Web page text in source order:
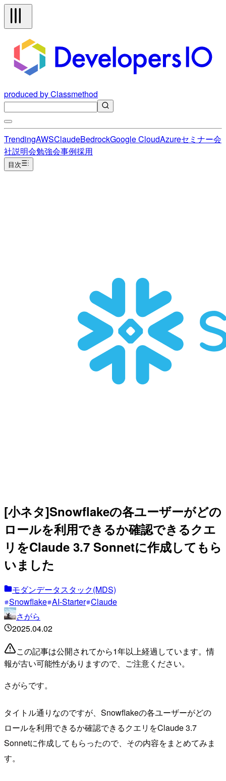
produced by Classmethod
TrendingAWSClaudeBedrockGoogle CloudAzureセミナー会
社説明会勉強会事例採用
目次
[小ネタ]Snowflakeの各ユーザーがどの
ロールを利用できるか確認できるクエ
リをClaude 3.7 Sonnetに作成してもら
いました
モダンデータスタック(MDS)
Snowflake AI-Starter Claude
さがら
2025.04.02
この記事は公開されてから1年以上経過しています。情
報が古い可能性がありますので、ご注意ください。
さがらです。
タイトル通りなのですが、Snowflakeの各ユーザーがどの
ロールを利用できるか確認できるクエリをClaude 3.7
Sonnetに作成してもらったので、その内容をまとめてみま
す。